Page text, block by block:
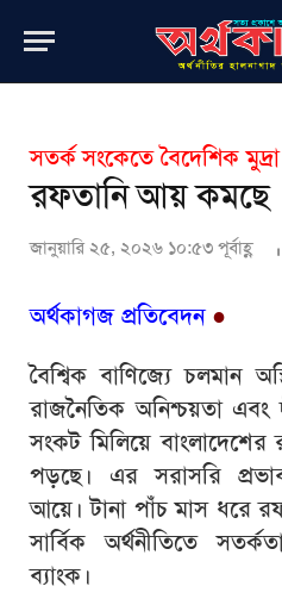
সতর্ক সংকেতে বৈদেশিক মুদ্রা
রফতানি আয় কমছে
জানুয়ারি ২৫, ২০২৬ ১০:৫৩ পূর্বাহ্ণ
অর্থকাগজ প্রতিবেদন ●
বৈশ্বিক বাণিজ্যে চলমান
রাজনৈতিক অনিশ্চয়তা এবং
সংকট মিলিয়ে
পড়ছে। এর সরাসরি
আয়ে। টানা পাঁচ মাস ধরে
সার্বিক অর্থনীতিতে
ব্যাংক।